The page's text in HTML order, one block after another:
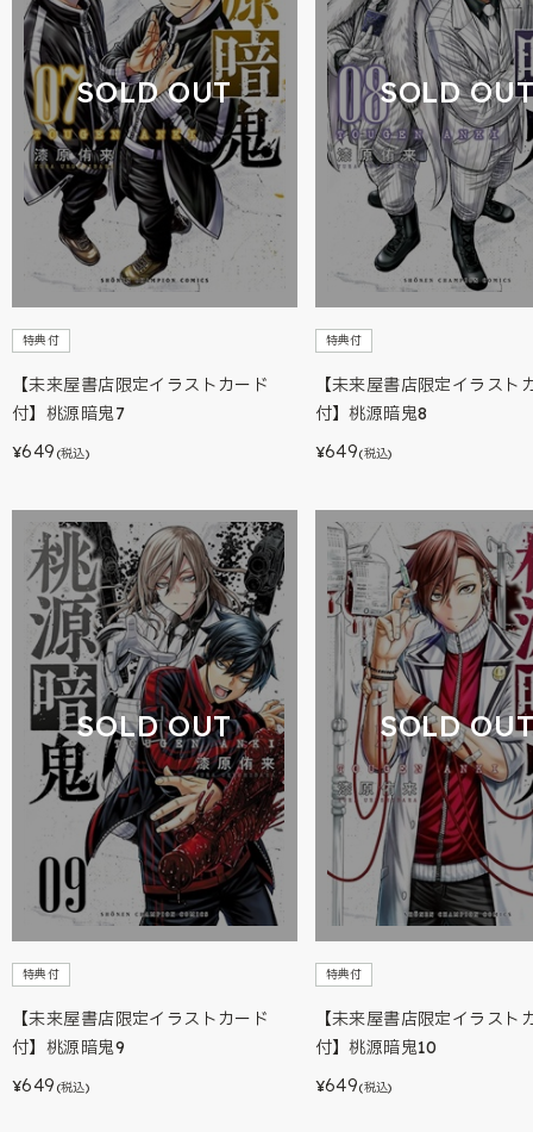
SOLD OUT
特典付
【未来屋書店限定イラストカード
付】桃源暗鬼7
¥649 (税込)
SOLD
特典付
【未来屋書店限定イラスト
付】桃源暗鬼8
¥649(税込)
SOLD OUT
特典付
【未来屋書店限定イラストカード
付】桃源暗鬼9
¥649 (税込)
SOLD
特典付
【未来屋書店限定イラスト
付】桃源暗鬼10
¥649(税込)